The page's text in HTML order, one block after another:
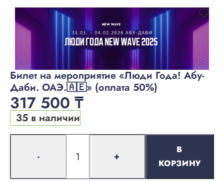
Билет на мероприятие «Люди Года! Абу-
Даби. ОАЭ.🇦🇪» (оплата 50%)
317 500 ₸
35 в наличии
- +
В
КОРЗИНУ